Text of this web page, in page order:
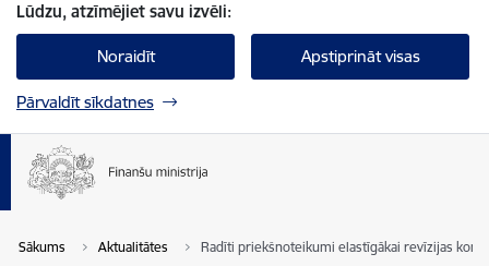
Lūdzu, atzīmējiet savu izvēli:
Noraidīt Apstiprināt visas
Pārvaldīt sīkdatnes
Sākums Aktualitātes Radīti priekšnoteikumi elastīgākai revīzijas